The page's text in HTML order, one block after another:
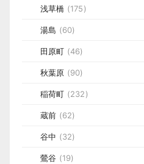
浅草橋 (175)
湯島 (60)
田原町 (46)
秋葉原 (90)
稲荷町 (232)
蔵前 (62)
谷中 (32)
鶯谷 (19)